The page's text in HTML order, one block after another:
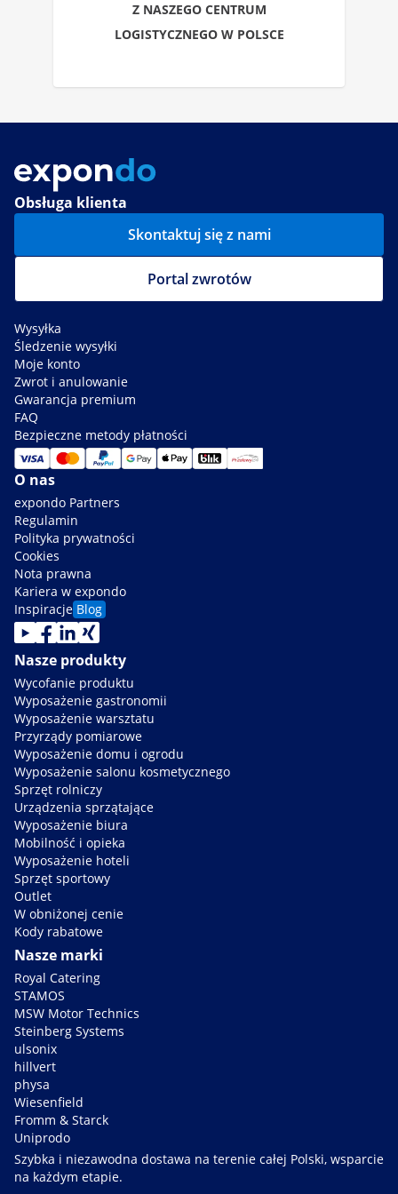
Z NASZEGO CENTRUM
LOGISTYCZNEGO W POLSCE
Obsługa klienta
Skontaktuj się z nami
Portal zwrotów
Wysyłka
Śledzenie wysyłki
Moje konto
Zwrot i anulowanie
Gwarancja premium
FAQ
Bezpieczne metody płatności
O nas
expondo Partners
Regulamin
Polityka prywatności
Cookies
Nota prawna
Kariera w expondo
Inspiracje Blog
Nasze produkty
Wycofanie produktu
Wyposażenie gastronomii
Wyposażenie warsztatu
Przyrządy pomiarowe
Wyposażenie domu i ogrodu
Wyposażenie salonu kosmetycznego
Sprzęt rolniczy
Urządzenia sprzątające
Wyposażenie biura
Mobilność i opieka
Wyposażenie hoteli
Sprzęt sportowy
Outlet
W obniżonej cenie
Kody rabatowe
Nasze marki
Royal Catering
STAMOS
MSW Motor Technics
Steinberg Systems
ulsonix
hillvert
physa
Wiesenfield
Fromm & Starck
Uniprodo
Szybka i niezawodna dostawa na terenie całej Polski, wsparcie
na każdym etapie.